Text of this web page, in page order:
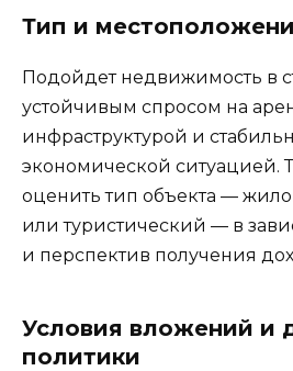
Тип и
Подойдет недвижимость в
устойчивым спросом на
инфраструктурой и
экономической ситуацией.
оценить тип объекта —
или туристический — в
и перспектив получения
Условия вложений и
политики